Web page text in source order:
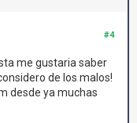
#4
me gustaria saber
de los malos!
desde ya muchas